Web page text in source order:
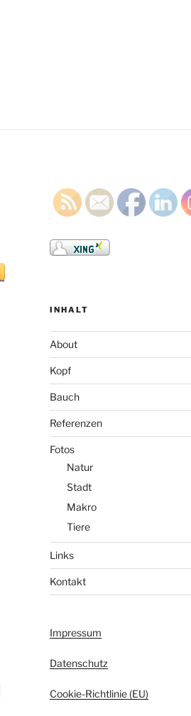
INHALT
About
Kopf
Bauch
Referenzen
Fotos
Natur
Stadt
Makro
Tiere
Links
Kontakt
Impressum
Datenschutz
Cookie-Richtlinie (EU)